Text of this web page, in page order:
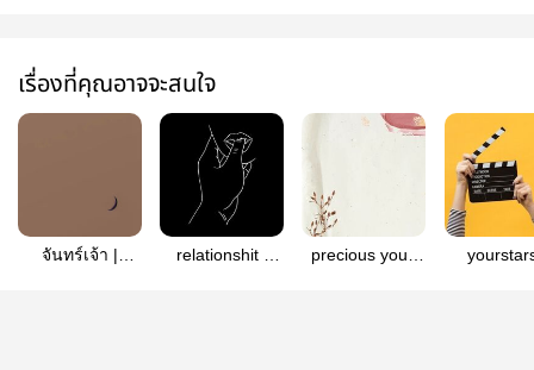
เรื่องที่คุณอาจจะสนใจ
จันทร์เจ้า |
relationshit |
precious you |